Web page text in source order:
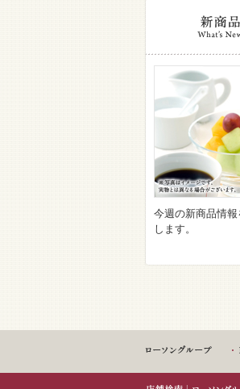
今週の新商品情報
します。